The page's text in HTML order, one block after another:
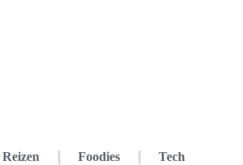
Reizen Foodies Tech